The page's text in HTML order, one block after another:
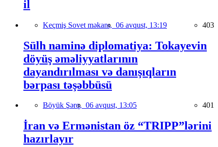
il
Keçmiş Sovet məkanı, 06 avqust, 13:19 403
Sülh naminə diplomatiya: Tokayevin
döyüş əməliyyatlarının
dayandırılması və danışıqların
bərpası təşəbbüsü
Böyük Şərq, 06 avqust, 13:05 401
İran və Ermənistan öz “TRIPP”lərini
hazırlayır